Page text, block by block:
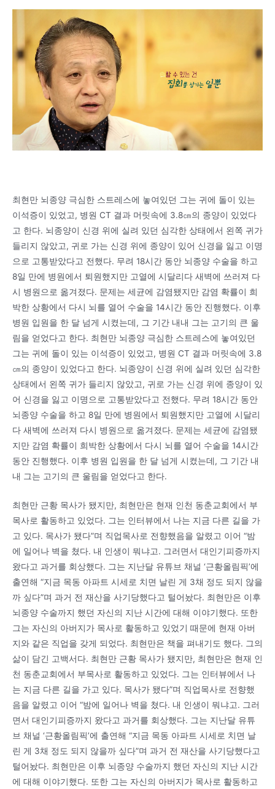
최현만 뇌종양 극심한 스트레스에 놓여있던 그는 귀에 돌이 있는
이석증이 있었고, 병원 CT 결과 머릿속에 3.8㎝의 종양이 있었다
고 한다. 뇌종양이 신경 위에 실려 있던 심각한 상태에서 왼쪽 귀가
들리지 않았고, 귀로 가는 신경 위에 종양이 있어 신경을 잃고 이명
으로 고통받았다고 전했다. 무려 18시간 동안 뇌종양 수술을 하고
8일 만에 병원에서 퇴원했지만 고열에 시달리다 새벽에 쓰러져 다
시 병원으로 옮겨졌다. 문제는 세균에 감염됐지만 감염 확률이 희
박한 상황에서 다시 뇌를 열어 수술을 14시간 동안 진행했다. 이후
병원 입원을 한 달 넘게 시켰는데, 그 기간 내내 그는 고기의 큰 울
림을 얻었다고 한다. 최현만 뇌종양 극심한 스트레스에 놓여있던
그는 귀에 돌이 있는 이석증이 있었고, 병원 CT 결과 머릿속에 3.8
㎝의 종양이 있었다고 한다. 뇌종양이 신경 위에 실려 있던 심각한
상태에서 왼쪽 귀가 들리지 않았고, 귀로 가는 신경 위에 종양이 있
어 신경을 잃고 이명으로 고통받았다고 전했다. 무려 18시간 동안
뇌종양 수술을 하고 8일 만에 병원에서 퇴원했지만 고열에 시달리
다 새벽에 쓰러져 다시 병원으로 옮겨졌다. 문제는 세균에 감염됐
지만 감염 확률이 희박한 상황에서 다시 뇌를 열어 수술을 14시간
동안 진행했다. 이후 병원 입원을 한 달 넘게 시켰는데, 그 기간 내
내 그는 고기의 큰 울림을 얻었다고 한다.
최현만 근황 목사가 됐지만, 최현만은 현재 인천 동춘교회에서 부
목사로 활동하고 있었다. 그는 인터뷰에서 나는 지금 다른 길을 가
고 있다. 목사가 됐다”며 직업목사로 전향했음을 알렸고 이어 “밤
에 일어나 벽을 쳤다. 내 인생이 뭐냐고. 그러면서 대인기피증까지
왔다고 과거를 회상했다. 그는 지난달 유튜브 채널 ‘근황올림픽’에
출연해 “지금 목동 아파트 시세로 치면 날린 게 3채 정도 되지 않을
까 싶다”며 과거 전 재산을 사기당했다고 털어놨다. 최현만은 이후
뇌종양 수술까지 했던 자신의 지난 시간에 대해 이야기했다. 또한
그는 자신의 아버지가 목사로 활동하고 있었기 때문에 현재 아버
지와 같은 직업을 갖게 되었다. 최현만은 책을 펴내기도 했다. 그의
삶이 담긴 고백서다. 최현만 근황 목사가 됐지만, 최현만은 현재 인
천 동춘교회에서 부목사로 활동하고 있었다. 그는 인터뷰에서 나
는 지금 다른 길을 가고 있다. 목사가 됐다”며 직업목사로 전향했
음을 알렸고 이어 “밤에 일어나 벽을 쳤다. 내 인생이 뭐냐고. 그러
면서 대인기피증까지 왔다고 과거를 회상했다. 그는 지난달 유튜
브 채널 ‘근황올림픽’에 출연해 “지금 목동 아파트 시세로 치면 날
린 게 3채 정도 되지 않을까 싶다”며 과거 전 재산을 사기당했다고
털어놨다. 최현만은 이후 뇌종양 수술까지 했던 자신의 지난 시간
에 대해 이야기했다. 또한 그는 자신의 아버지가 목사로 활동하고